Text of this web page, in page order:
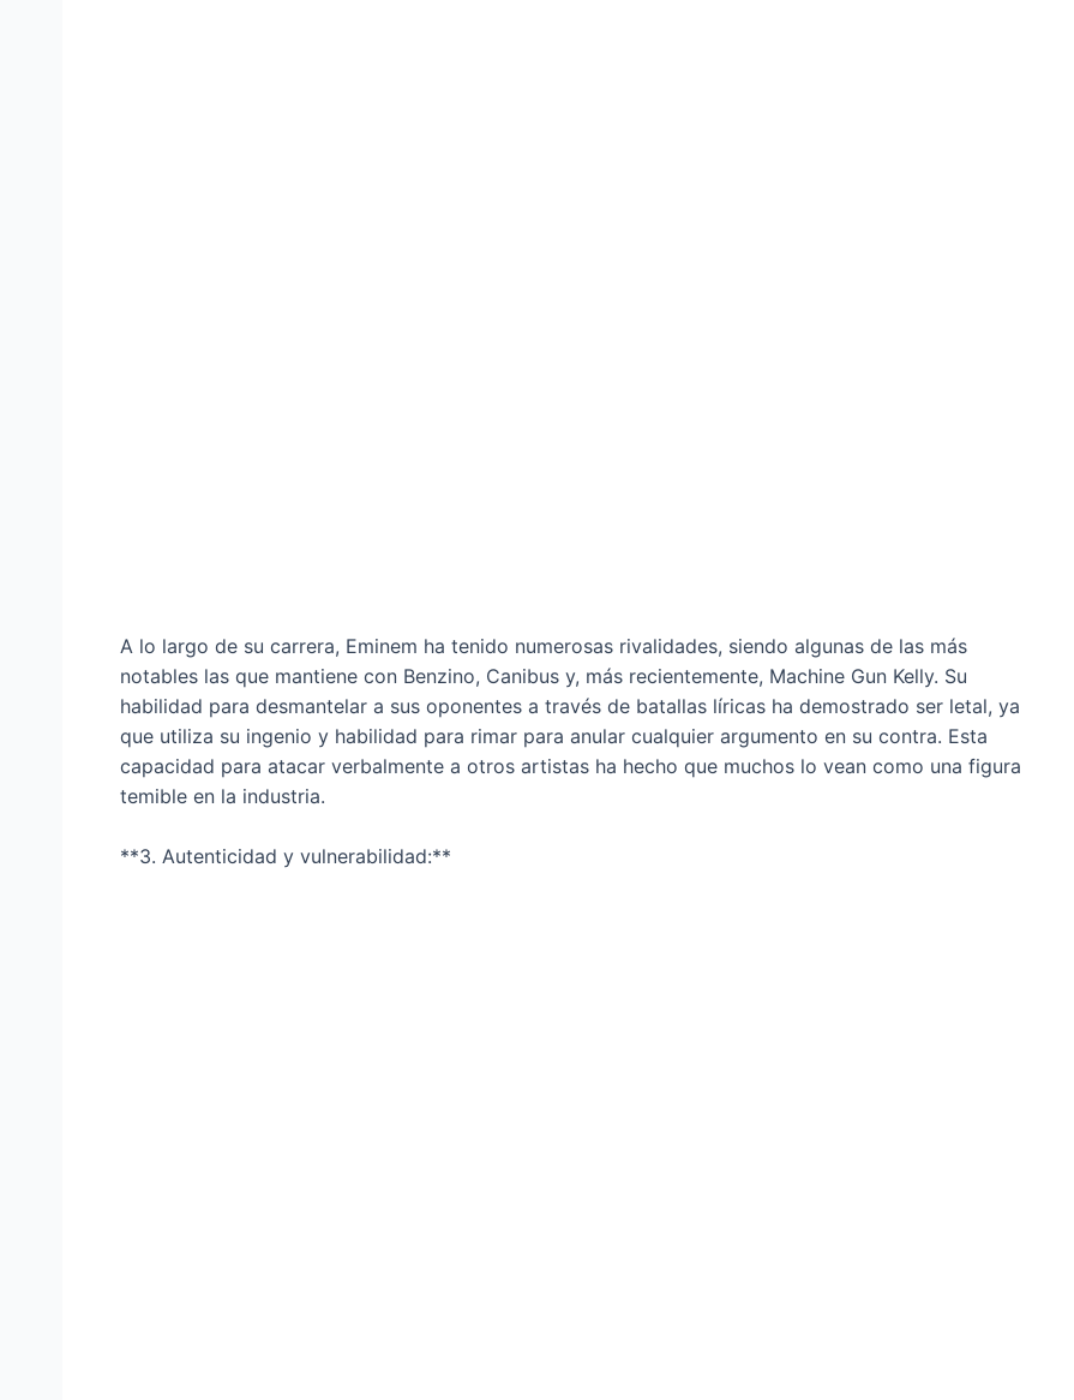
A lo largo de su carrera, Eminem ha tenido numerosas rivalidades, siendo algunas de las más
notables las que mantiene con Benzino, Canibus y, más recientemente, Machine Gun Kelly. Su
habilidad para desmantelar a sus oponentes a través de batallas líricas ha demostrado ser letal, ya
que utiliza su ingenio y habilidad para rimar para anular cualquier argumento en su contra. Esta
capacidad para atacar verbalmente a otros artistas ha hecho que muchos lo vean como una figura
temible en la industria.
**3. Autenticidad y vulnerabilidad:**